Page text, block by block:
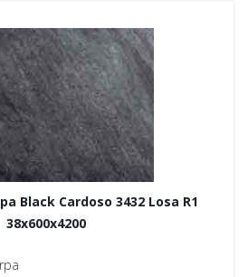
Black Cardoso 3432 Losa R1
38x600x4200